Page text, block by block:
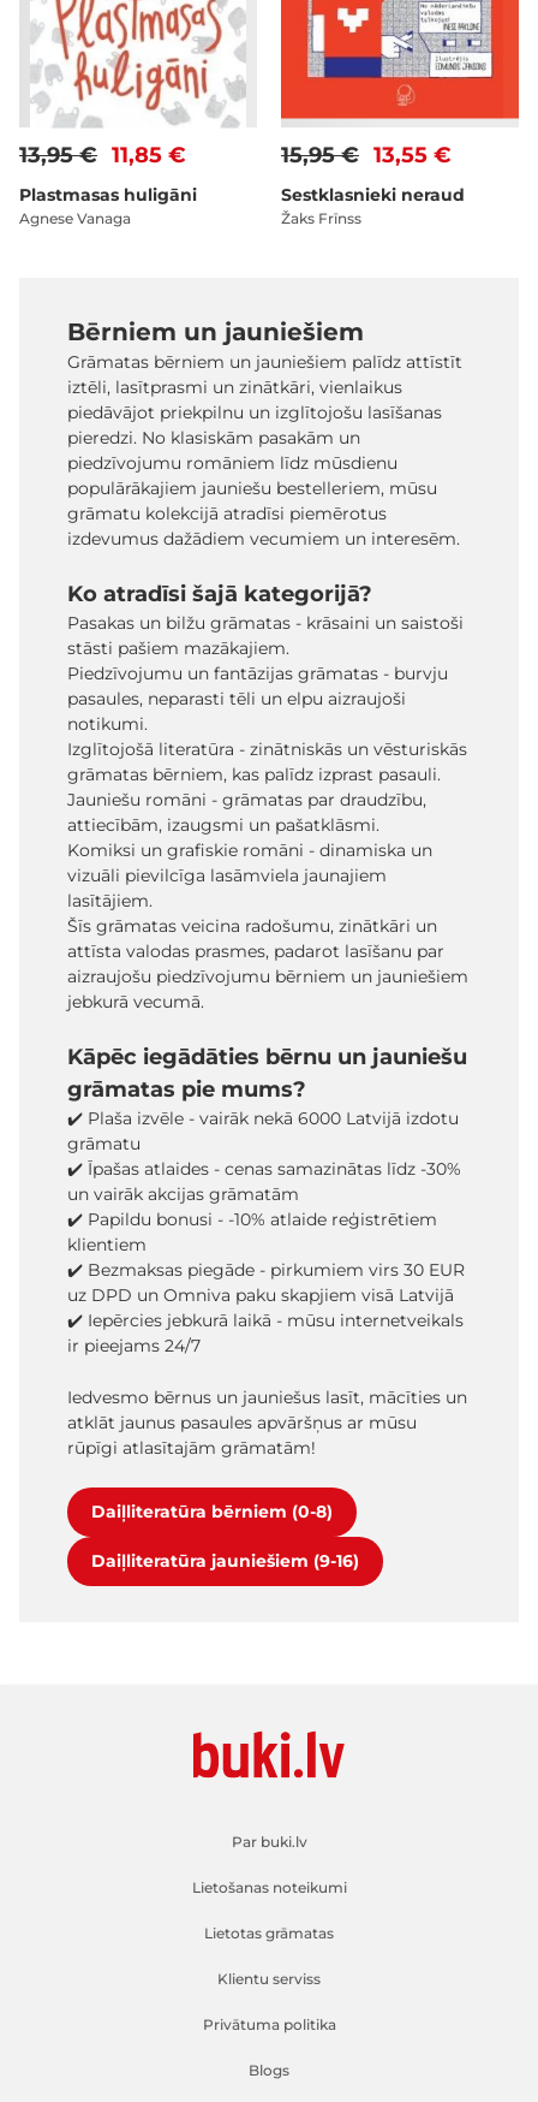
11,85 €
13,95 €
Plastmasas huligāni
Agnese Vanaga
13,55 €
15,95 €
Sestklasnieki neraud
Žaks Frīnss
Bērniem un jauniešiem
Grāmatas bērniem un jauniešiem palīdz attīstīt
iztēli, lasītprasmi un zinātkāri, vienlaikus
piedāvājot priekpilnu un izglītojošu lasīšanas
pieredzi. No klasiskām pasakām un
piedzīvojumu romāniem līdz mūsdienu
populārākajiem jauniešu bestelleriem, mūsu
grāmatu kolekcijā atradīsi piemērotus
izdevumus dažādiem vecumiem un interesēm.
Ko atradīsi šajā kategorijā?
Pasakas un bilžu grāmatas - krāsaini un saistoši
stāsti pašiem mazākajiem.
Piedzīvojumu un fantāzijas grāmatas - burvju
pasaules, neparasti tēli un elpu aizraujoši
notikumi.
Izglītojošā literatūra - zinātniskās un vēsturiskās
grāmatas bērniem, kas palīdz izprast pasauli.
Jauniešu romāni - grāmatas par draudzību,
attiecībām, izaugsmi un pašatklāsmi.
Komiksi un grafiskie romāni - dinamiska un
vizuāli pievilcīga lasāmviela jaunajiem
lasītājiem.
Šīs grāmatas veicina radošumu, zinātkāri un
attīsta valodas prasmes, padarot lasīšanu par
aizraujošu piedzīvojumu bērniem un jauniešiem
jebkurā vecumā.
Kāpēc iegādāties bērnu un jauniešu
grāmatas pie mums?
✔️ Plaša izvēle - vairāk nekā 6000 Latvijā izdotu
grāmatu
✔️ Īpašas atlaides - cenas samazinātas līdz -30%
un vairāk akcijas grāmatām
✔️ Papildu bonusi - -10% atlaide reģistrētiem
klientiem
✔️ Bezmaksas piegāde - pirkumiem virs 30 EUR
uz DPD un Omniva paku skapjiem visā Latvijā
✔️ Iepērcies jebkurā laikā - mūsu internetveikals
ir pieejams 24/7
Iedvesmo bērnus un jauniešus lasīt, mācīties un
atklāt jaunus pasaules apvāršņus ar mūsu
rūpīgi atlasītajām grāmatām!
Daiļliteratūra bērniem (0-8)
Daiļliteratūra jauniešiem (9-16)
Par buki.lv
Lietošanas noteikumi
Lietotas grāmatas
Klientu serviss
Privātuma politika
Blogs